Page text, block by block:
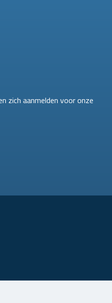
zich aanmelden voor onze